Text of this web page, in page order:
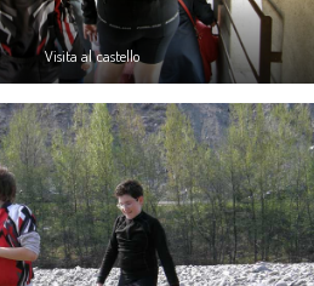
Visita al castello